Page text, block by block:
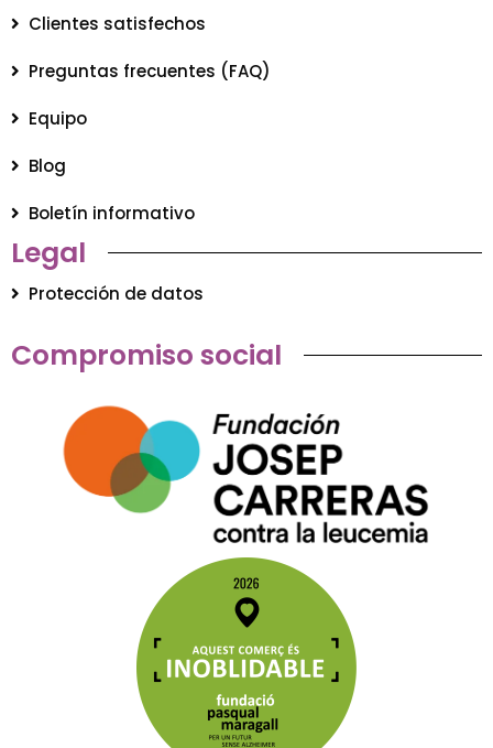
Clientes satisfechos
Preguntas frecuentes (FAQ)
Equipo
Blog
Boletín informativo
Legal
Protección de datos
Compromiso social